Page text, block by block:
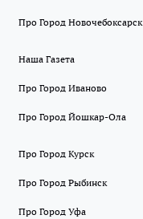
Про Город Новочебоксарск
Наша Газета
Про Город Иваново
Про Город Йошкар-Ола
Про Город Курск
Про Город Рыбинск
Про Город Уфа